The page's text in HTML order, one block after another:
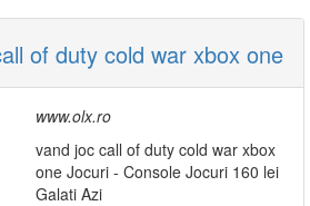
of duty cold war xbox one
www.olx.ro
vand joc call of duty cold war xbox
one Jocuri - Console Jocuri 160 lei
Galati Azi